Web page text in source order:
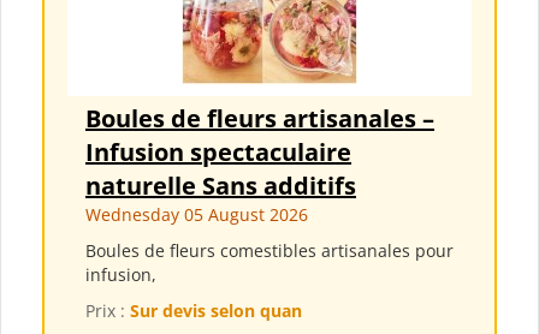
Boules de fleurs artisanales –
Infusion spectaculaire
naturelle Sans additifs
Wednesday 05 August 2026
Boules de fleurs comestibles artisanales pour
infusion,
Prix : Sur devis selon quan